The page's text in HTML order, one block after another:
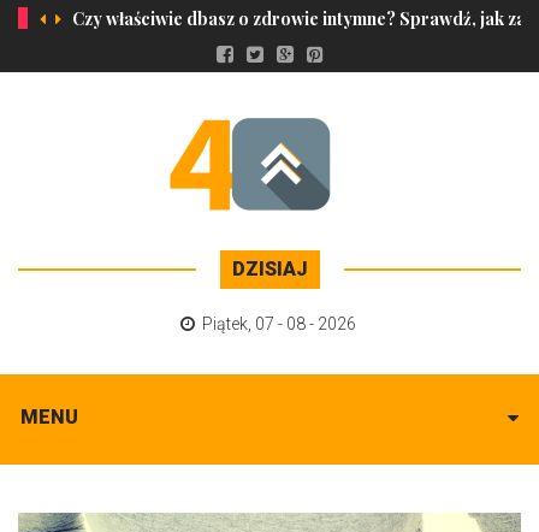
Czy właściwie dbasz o zdrowie intymne? Sprawdź, jak
DZISIAJ
Piątek 07 - 08 - 2026
MENU